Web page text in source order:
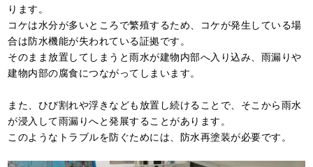
ります。
コケは水分が多いところで繁殖するため、コケが発生している場
合は防水機能が失われている証拠です。
そのまま放置してしまうと雨水が建物内部へ入り込み、雨漏りや
建物内部の腐食につながってしまいます。
また、ひび割れや浮きなども放置し続けることで、そこから雨水
が浸入して雨漏りへと発展することがあります。
このようなトラブルを防ぐためには、防水再塗装が必要です。